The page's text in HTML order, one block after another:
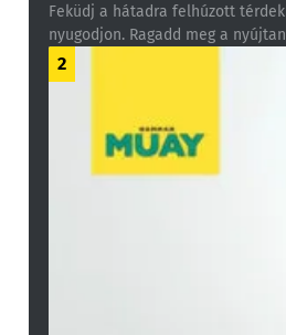
Feküdj a hátadra felhúzott
nyugodjon. Ragadd meg a
2